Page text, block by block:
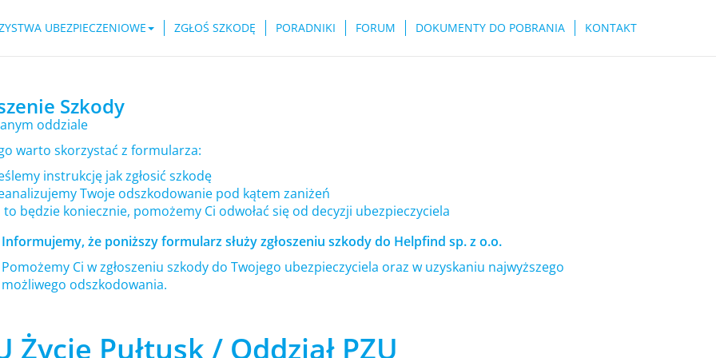
UBEZPIECZENIOWE ZGŁOŚ SZKODĘ PORADNIKI FORUM DOKUMENTY DO POBRANIA KONTAKT
Szkody
oddziale
warto skorzystać z formularza:
instrukcję jak zgłosić szkodę
Twoje odszkodowanie pod kątem zaniżeń
będzie koniecznie, pomożemy Ci odwołać się od decyzji ubezpieczyciela
Informujemy, że poniższy formularz służy zgłoszeniu szkody do Helpfind sp. z o.o.
Pomożemy Ci w zgłoszeniu szkody do Twojego ubezpieczyciela oraz w uzyskaniu najwyższego
możliwego odszkodowania.
Życie Pułtusk / Oddział PZU